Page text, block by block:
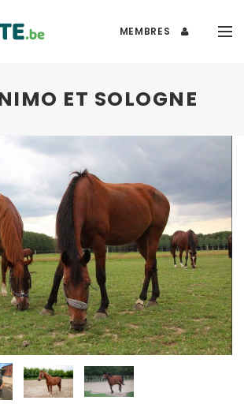
MEMBRES
ET SOLOGNE